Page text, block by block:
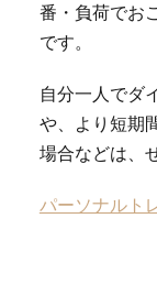
番・負荷でお
です。
自分一人でダ
や、より短期
場合などは、
パーソナルト